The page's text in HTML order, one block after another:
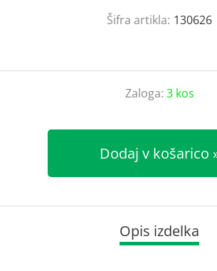
Šifra artikla: 130626
Zaloga: 3 kos
Dodaj v košarico
Opis izdelka